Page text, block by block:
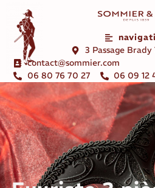
3 Passage Brady
contact@sommier.com
06 80 76 70 27
06 09 12